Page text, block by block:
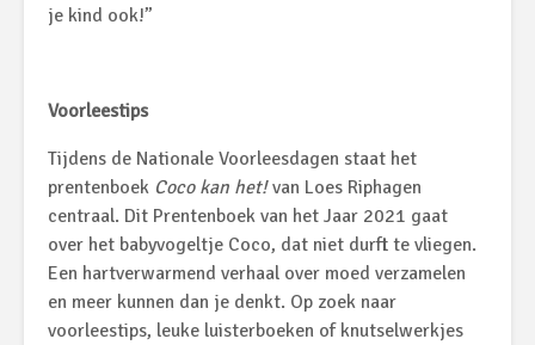
je kind ook!”
Voorleestips
Tijdens de Nationale Voorleesdagen staat het
prentenboek Coco kan het!van Loes Riphagen
centraal. Dit Prentenboek van het Jaar 2021 gaat
over het babyvogeltje Coco, dat niet durft te vliegen.
Een hartverwarmend verhaal over moed verzamelen
en meer kunnen dan je denkt. Op zoek naar
voorleestips, leuke luisterboeken of knutselwerkjes